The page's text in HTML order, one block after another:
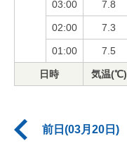
03:00 7.8
02:00 7.3
01:00 7.5
日時 気温(℃)
前日(03月20日)